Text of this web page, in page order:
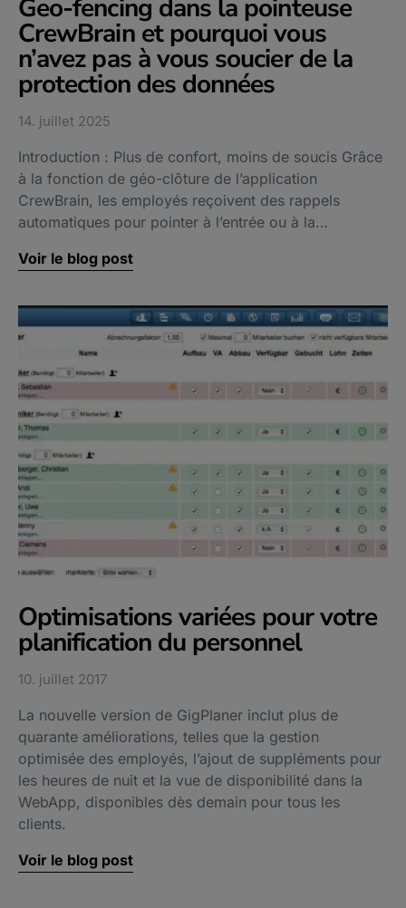
Geo-fencing dans la pointeuse
CrewBrain et pourquoi vous
n’avez pas à vous soucier de la
protection des données
14. juillet 2025
Introduction : Plus de confort, moins de soucis Grâce
à la fonction de géo-clôture de l’application
CrewBrain, les employés reçoivent des rappels
automatiques pour pointer à l’entrée ou à la…
Voir le blog post
Optimisations variées pour votre
planification du personnel
10. juillet 2017
La nouvelle version de GigPlaner inclut plus de
quarante améliorations, telles que la gestion
optimisée des employés, l’ajout de suppléments pour
les heures de nuit et la vue de disponibilité dans la
WebApp, disponibles dès demain pour tous les
clients.
Voir le blog post